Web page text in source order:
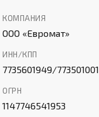
КОМПАНИЯ
ООО «Евромат»
ИНН/КПП
7735601949/773501001
ОГРН
1147746541953